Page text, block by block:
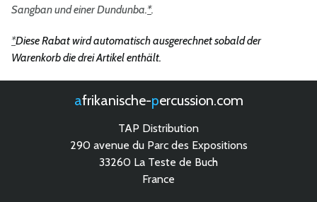
Sangban und einer Dundunba.*.
*Diese Rabat wird automatisch ausgerechnet sobald der
Warenkorb die drei Artikel enthält.
afrikanische- percussion.com
TAP Distribution
290 avenue du Parc des Expositions
33260 La Teste de Buch
France